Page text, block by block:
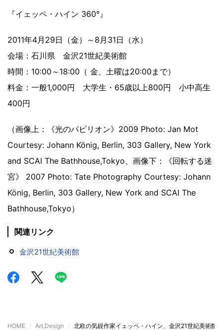
『イェッペ・ハイン 360°』
2011年4月29日（金）～8月31日（水）
会場：石川県 金沢21世紀美術館
時間：10:00～18:00（ 金、土曜は20:00まで）
料金：一般1,000円 大学生・65歳以上800円 小中高生
400円
（画像上：《光のパビリオン》2009 Photo: Jan Mot
Courtesy: Johann König, Berlin, 303 Gallery, New York
and SCAI The Bathhouse,Tokyo、画像下：《回転する迷
宮》 2007 Photo: Tate Photography Courtesy: Johann
König, Berlin, 303 Gallery, New York and SCAI The
Bathhouse,Tokyo）
関連リンク
金沢21世紀美術館
HOME Art,Design 北欧の気鋭作家イェッペ・ハイン、金沢21世紀美術館